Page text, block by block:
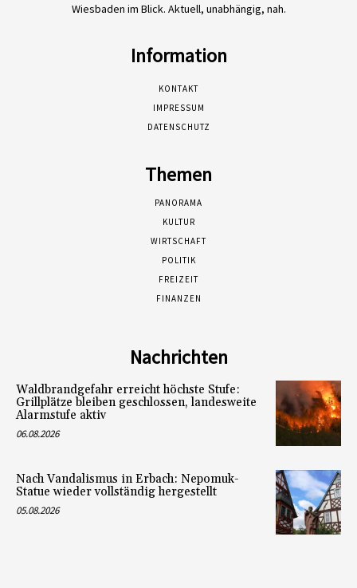
Wiesbaden im Blick. Aktuell, unabhängig, nah.
Information
KONTAKT
IMPRESSUM
DATENSCHUTZ
Themen
PANORAMA
KULTUR
WIRTSCHAFT
POLITIK
FREIZEIT
FINANZEN
Nachrichten
Waldbrandgefahr erreicht höchste Stufe:
Grillplätze bleiben geschlossen, landesweite
Alarmstufe aktiv
06.08.2026
Nach Vandalismus in Erbach: Nepomuk-
Statue wieder vollständig hergestellt
05.08.2026